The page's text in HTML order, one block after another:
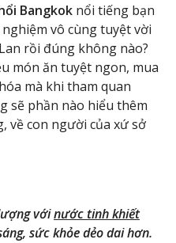
Bangkok nổi tiếng bạn
vô cùng tuyệt vời
rồi đúng không nào?
món ăn tuyệt ngon, mua
mà khi tham quan
sẽ phần nào hiểu thêm
về con người của xứ sở
vớinước tinh khiết
sức khỏe dẻo dai hơn.